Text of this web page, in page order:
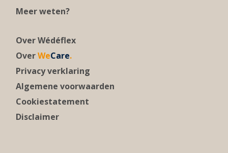
Meer weten?
Over Wédéflex
OverWeCare.
Privacy verklaring
Algemene voorwaarden
Cookiestatement
Disclaimer